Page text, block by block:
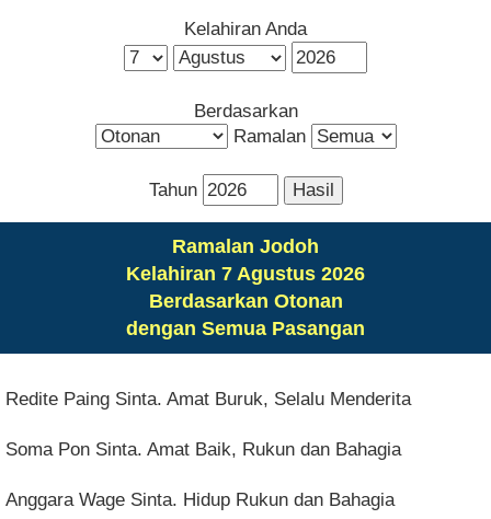
Kelahiran Anda
Berdasarkan
Ramalan
Tahun
Ramalan Jodoh
Kelahiran 7 Agustus 2026
Berdasarkan Otonan
dengan Semua Pasangan
Redite Paing Sinta. Amat Buruk, Selalu Menderita
Soma Pon Sinta. Amat Baik, Rukun dan Bahagia
Anggara Wage Sinta. Hidup Rukun dan Bahagia